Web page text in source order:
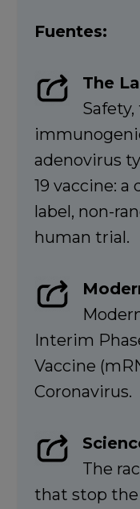
Fuentes:
The
adenovirus
19 vaccine: a
label, non-
human trial.
Interim
Vaccine
Coronavirus.
The
that stop the